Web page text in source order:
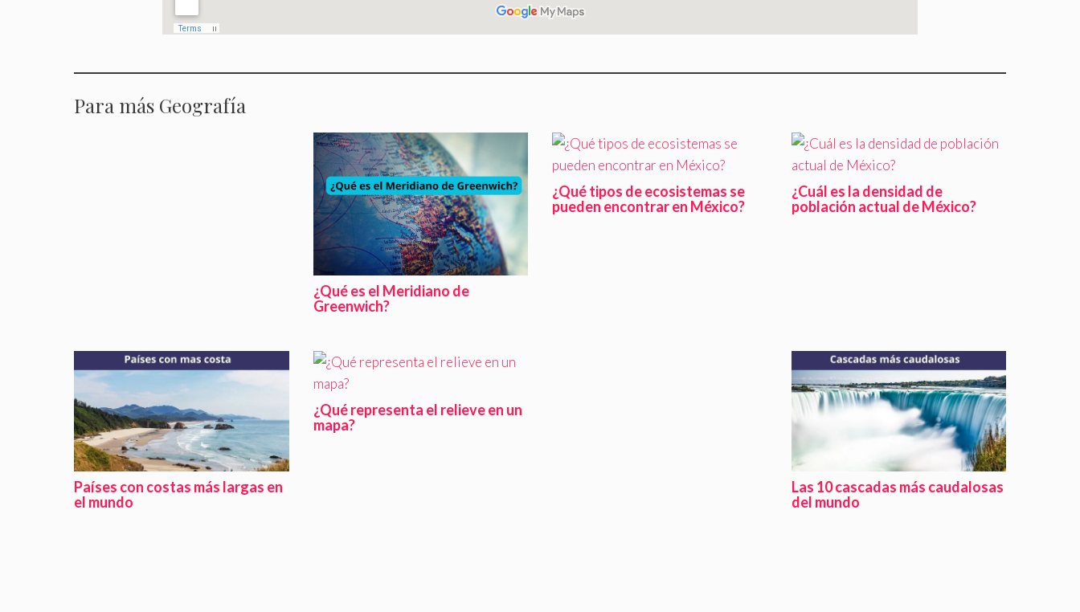
Para más Geografía
¿Qué es el Meridiano de
Greenwich?
¿Qué tipos de ecosistemas se
pueden encontrar en México?
¿Cuál es la densidad de
población actual de México?
Países con costas más largas en
el mundo
¿Qué representa el relieve en un
mapa?
Las 10 cascadas más caudalosas
del mundo